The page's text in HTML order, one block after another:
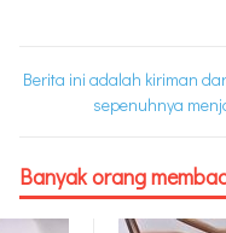
Berita ini adalah kiriman
sepenuhnya
Banyak orang